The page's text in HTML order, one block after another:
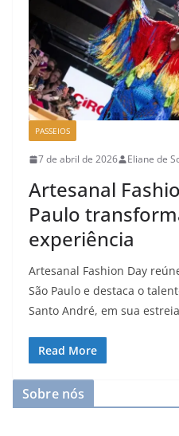
PASSEIOS
7 de abril de 2026 Eliane de
Artesanal
Paulo
experiência
Artesanal Fashion Day
São Paulo e destaca o
Santo André, em sua
Read More
Sobre nós